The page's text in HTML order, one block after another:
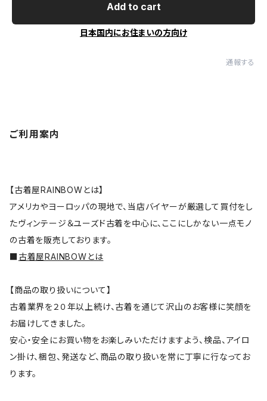
Add to cart
日本国内にお住まいの方向け
通報する
ご利用案内
【古着屋RAINBOWとは】
アメリカやヨーロッパの現地で、当店バイヤーが厳選して買付をし
たヴィンテージ＆ユーズド古着を中心に、ここにしかない一点モノ
の古着を販売しております。
■古着屋RAINBOWとは
【商品の取り扱いについて】
古着業界を２０年以上続け、古着を通じて沢山のお客様に笑顔を
お届けしてきました。
安心・安全にお買い物をお楽しみいただけますよう、検品、アイロ
ン掛け、梱包、発送など、商品の取り扱いを常に丁寧に行なってお
ります。